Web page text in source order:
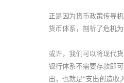
正是因为货币政策传导
货币体系，剖析了危机
或许，我们可以将现代
银行体系不需要存款即
出，也就是“支出创造收